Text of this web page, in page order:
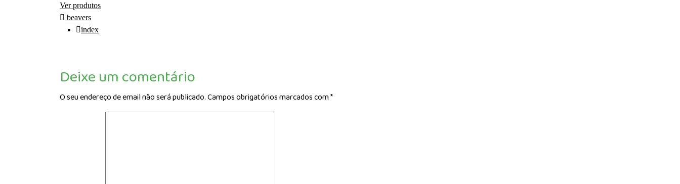
Ver produtos
beavers
index
Deixe um comentário
O seu endereço de email não será publicado.Campos obrigatórios marcados com*